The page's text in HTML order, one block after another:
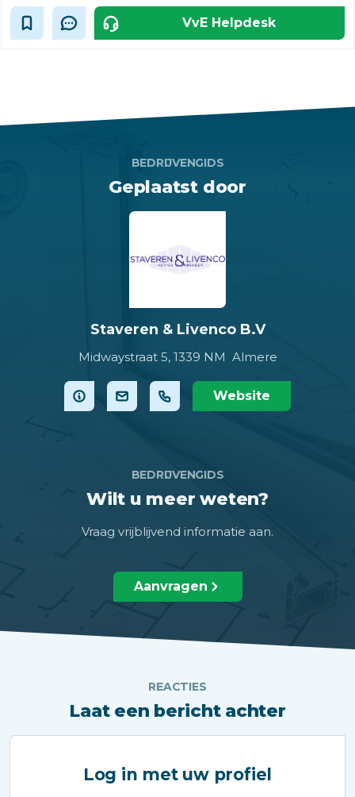
VvE Helpdesk
BEDRIJVENGIDS
Geplaatst door
Staveren & Livenco B.V
Midwaystraat 5, 1339 NM Almere
Website
BEDRIJVENGIDS
Wilt u meer weten?
Vraag vrijblijvend informatie aan.
Aanvragen
REACTIES
Laat een bericht achter
Log in met uw profiel